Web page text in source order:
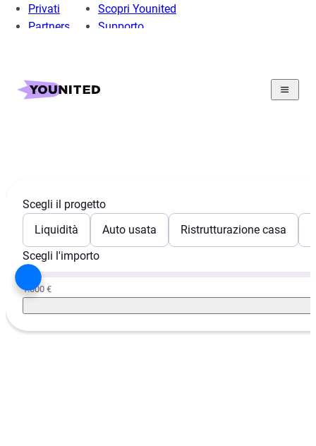
Privati
Partners
Scopri Younited
Supporto
Home
Scegli il progetto
Liquidità
Auto usata Ristrutturazione casa
Scegli l'importo
1.000 €